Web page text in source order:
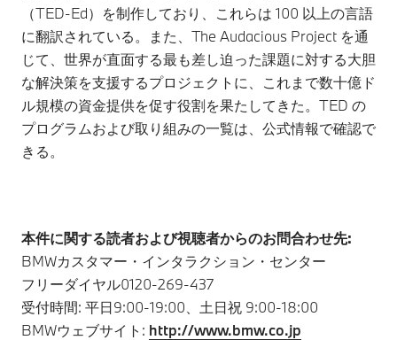
（TED-Ed）を制作しており、これらは 100 以上の言語
に翻訳されている。また、The Audacious Project を通
じて、世界が直面する最も差し迫った課題に対する大胆
な解決策を支援するプロジェクトに、これまで数十億ド
ル規模の資金提供を促す役割を果たしてきた。TED の
プログラムおよび取り組みの一覧は、公式情報で確認で
きる。
本件に関する読者および視聴者からのお問合わせ先:
BMWカスタマー・インタラクション・センター
フリーダイヤル0120-269-437
受付時間: 平日9:00-19:00、土日祝 9:00-18:00
BMWウェブサイト: http://www.bmw.co.jp